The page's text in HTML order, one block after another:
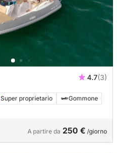
4.7(3)
Super proprietario
Gommone
A partire da 250 € /giorno